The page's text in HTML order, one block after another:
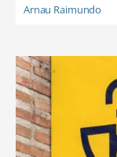
Arnau Raimundo